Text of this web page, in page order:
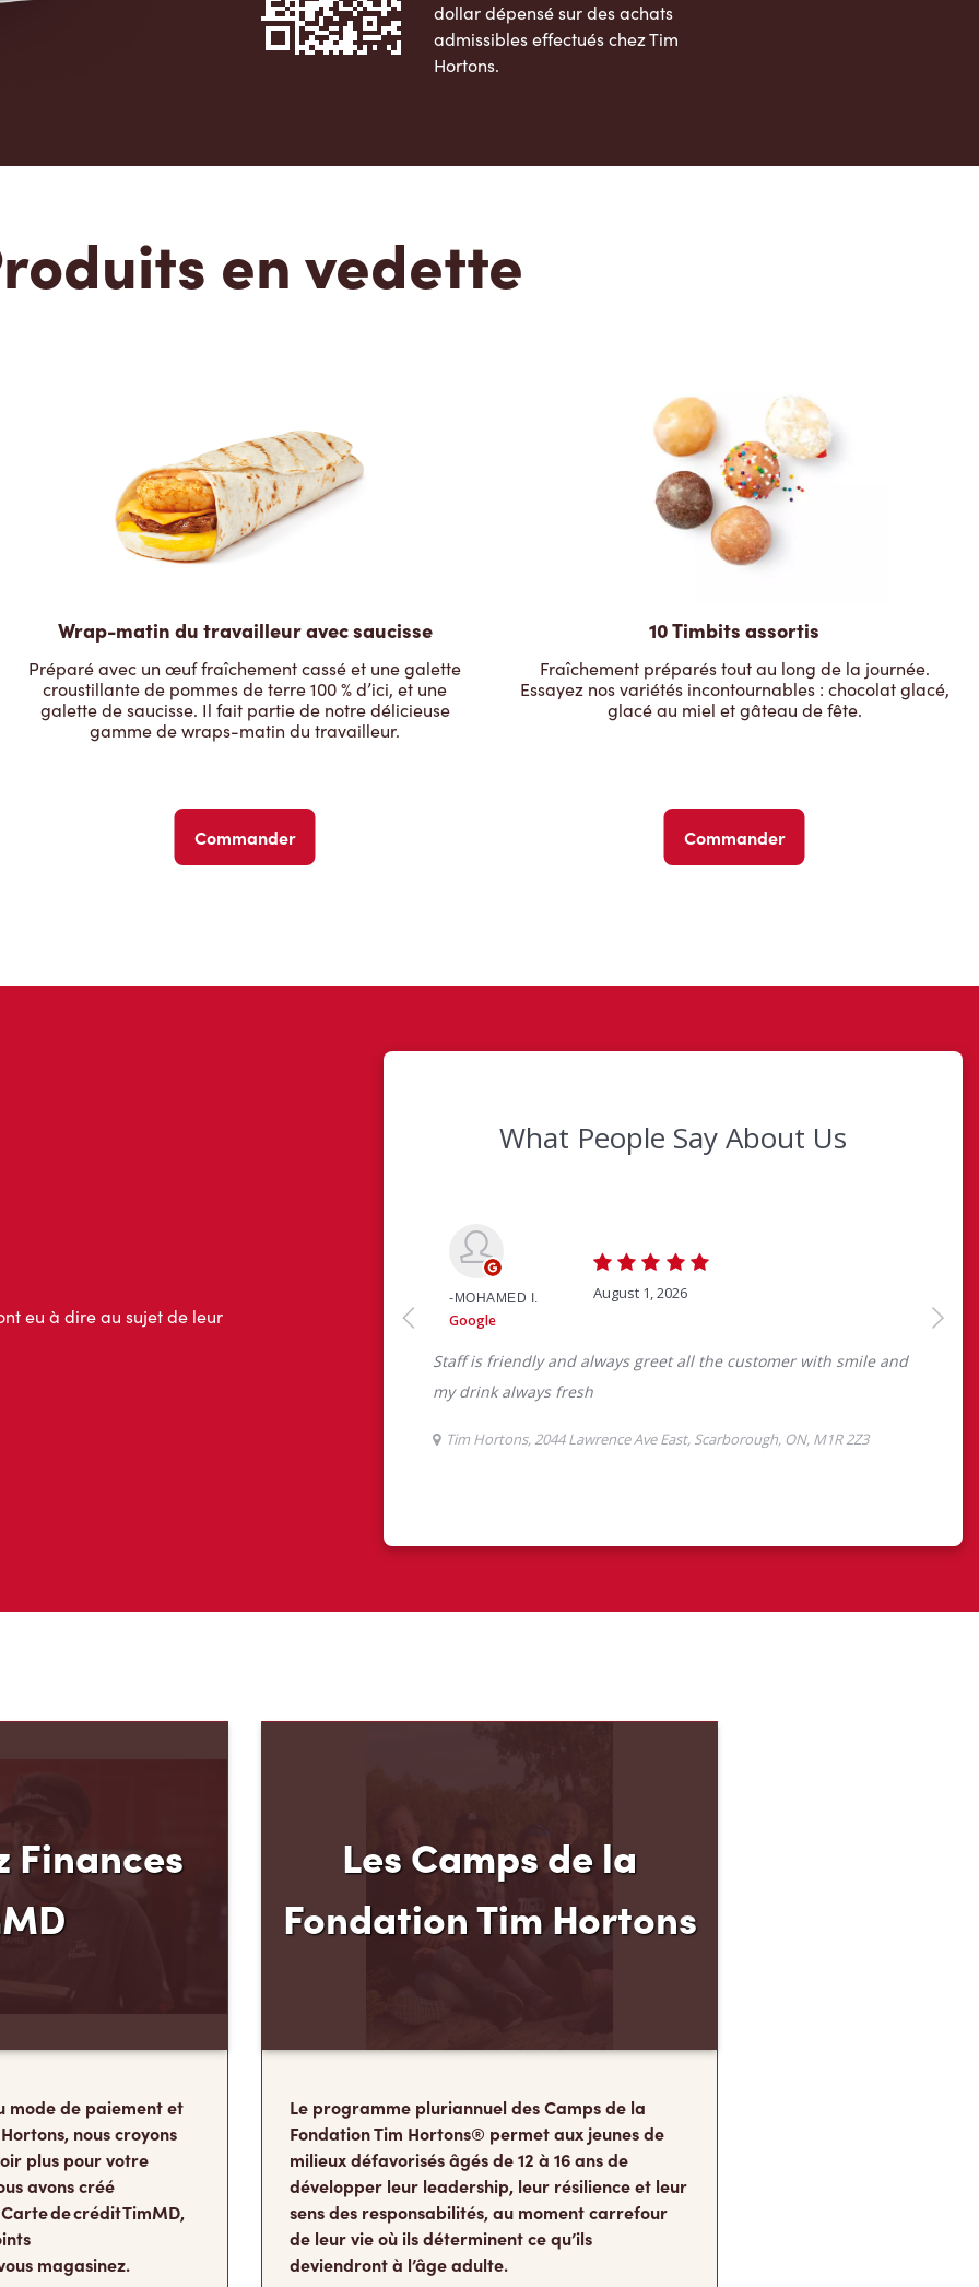
dollar dépensé sur des achats
admissibles effectués chez Tim
Hortons.
en vedette
Wrap-matin du travailleur avec saucisse
Préparé avec un œuf fraîchement cassé et une galette
croustillante de pommes de terre 100 % d’ici, et une
galette de saucisse. Il fait partie de notre délicieuse
gamme de wraps-matin du travailleur.
Commander
10 Timbits assortis
Fraîchement préparés tout au long de la journée.
Essayez nos variétés incontournables : chocolat glacé,
glacé au miel et gâteau de fête.
Commander
eu à dire au sujet de leur
Finances
mode de paiement et
nous croyons
plus pour votre
avons créé
de crédit TimMD,
Les Camps de la
Fondation Tim Hortons
Le programme pluriannuel des Camps de la
Fondation Tim Hortons® permet aux jeunes de
milieux défavorisés âgés de 12 à 16 ans de
développer leur leadership, leur résilience et leur
sens des responsabilités, au moment carrefour
de leur vie où ils déterminent ce qu’ils